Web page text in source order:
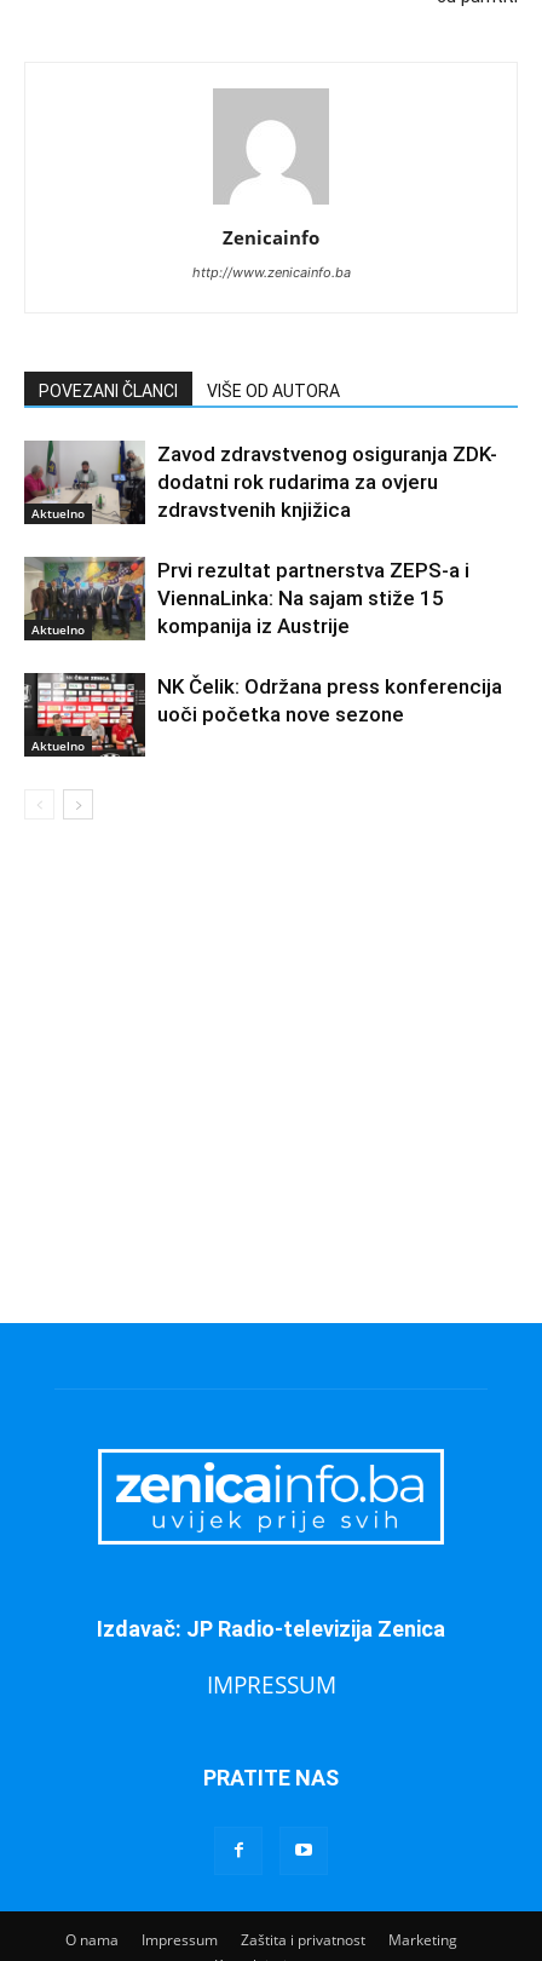
Zenicainfo
http://www.zenicainfo.ba
POVEZANI ČLANCI VIŠE OD AUTORA
Aktuelno
Zavod zdravstvenog osiguranja ZDK-
dodatni rok rudarima za ovjeru
zdravstvenih knjižica
Aktuelno
Prvi rezultat partnerstva ZEPS-a i
ViennaLinka: Na sajam stiže 15
kompanija iz Austrije
Aktuelno
NK Čelik: Održana press konferencija
uoči početka nove sezone
Izdavač: JP Radio-televizija Zenica
IMPRESSUM
PRATITE NAS
O nama Impressum Zaštita i privatnost
Marketing